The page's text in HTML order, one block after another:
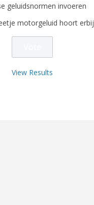
geluidsnormen invoeren
motorgeluid hoort erbij
View Results